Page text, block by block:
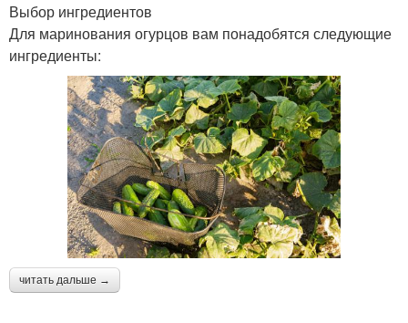
Выбор ингредиентов
Для маринования огурцов вам понадобятся следующие
ингредиенты:
читать дальше →